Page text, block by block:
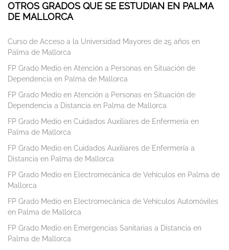
OTROS GRADOS QUE SE ESTUDIAN EN PALMA
DE MALLORCA
Curso de Acceso a la Universidad Mayores de 25 años en
Palma de Mallorca
FP Grado Medio en Atención a Personas en Situación de
Dependencia en Palma de Mallorca
FP Grado Medio en Atención a Personas en Situación de
Dependencia a Distancia en Palma de Mallorca
FP Grado Medio en Cuidados Auxiliares de Enfermería en
Palma de Mallorca
FP Grado Medio en Cuidados Auxiliares de Enfermería a
Distancia en Palma de Mallorca
FP Grado Medio en Electromecánica de Vehículos en Palma de
Mallorca
FP Grado Medio en Electromecánica de Vehículos Automóviles
en Palma de Mallorca
FP Grado Medio en Emergencias Sanitarias a Distancia en
Palma de Mallorca